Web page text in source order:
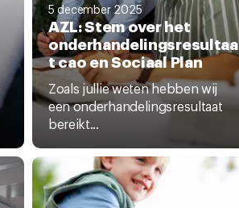
5 december 2025
AZL: Stem over het
onderhandelingsresultaa
t cao en Sociaal Plan
Zoals jullie weten hebben wij
een onderhandelingsresultaat
bereikt...